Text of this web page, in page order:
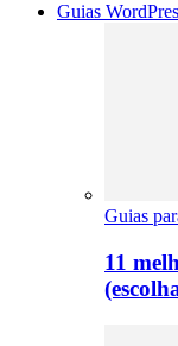
Guias
Guias
11